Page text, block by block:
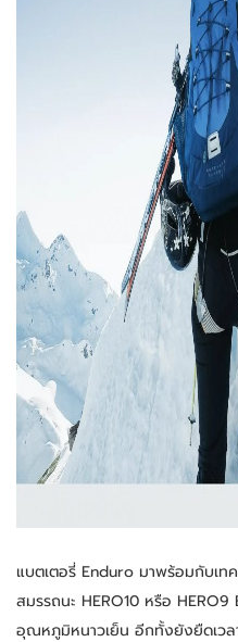
แบตเตอรี่ Enduro มาพร้อมกับเท
สมรรถนะ HERO10 หรือ
อุณหภูมิหนาวเย็น อีกทั้งยังยืดเวล